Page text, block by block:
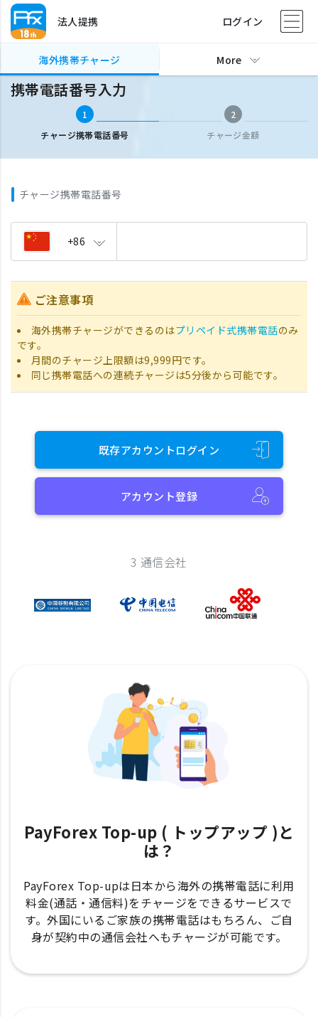
法人提携 ログイン
海外携帯チャージ More
海外携帯チャージ 携帯電話番号入力
携帯電話番号入力
1
チャージ携帯電話番号
2
チャージ金額
チャージ携帯電話番号
+86
ご注意事項
海外携帯チャージができるのはプリペイド式携帯電話のみ
です。
月間のチャージ上限額は9,999円です。
同じ携帯電話への連続チャージは5分後から可能です。
既存アカウントログイン
アカウント登録
3 通信会社
PayForex Top-up ( トップアップ )と
は？
PayForex Top-upは日本から海外の携帯電話に利用
料金(通話・通信料)をチャージをできるサービスで
す。外国にいるご家族の携帯電話はもちろん、ご自
身が契約中の通信会社へもチャージが可能です。